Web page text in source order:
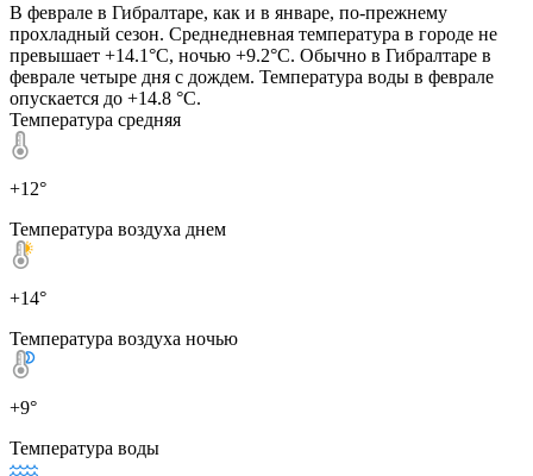
В феврале в Гибралтаре, как и в январе, по-прежнему
прохладный сезон. Среднедневная температура в городе не
превышает +14.1°C, ночью +9.2°C. Обычно в Гибралтаре в
феврале четыре дня с дождем. Температура воды в феврале
опускается до +14.8 °C.
Температура средняя
+12°
Температура воздуха днем
+14°
Температура воздуха ночью
+9°
Температура воды